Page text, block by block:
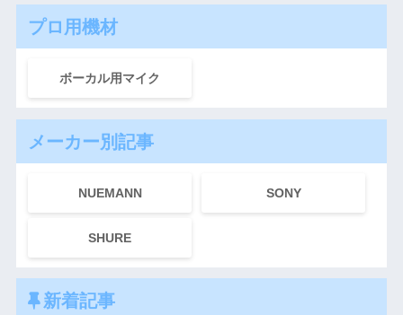
プロ用機材
ボーカル用マイク
メーカー別記事
NUEMANN SONY
SHURE
新着記事